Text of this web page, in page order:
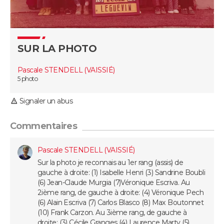
Alimentation
Guide de la santé
Maladies
Médicaments
Sommeil
VOYAGE
PHOTO
GUIDES D'ACHAT
Dictionnaire
Biographies
Citations
Expressions
Proverbes
PROGRAMME TV
COPAINS D'AVANT
Se connecter
Entreprises
Service militaire
Avis de recherche
AVIS DE DÉCÈS
SUR LA PHOTO
Pascale STENDELL (VAISSIÉ)
5 photo
Signaler un abus
Commentaires
Pascale STENDELL (VAISSIÉ)
Sur la photo je reconnais au 1er rang (assis) de
gauche à droite: (1) Isabelle Henri (3) Sandrine Boubli
(6) Jean-Claude Murgia (7)Véronique Escriva. Au
2ième rang, de gauche à droite: (4) Véronique Pech
(6) Alain Escriva (7) Carlos Blasco (8) Max Boutonnet
(10) Frank Carzon. Au 3ième rang, de gauche à